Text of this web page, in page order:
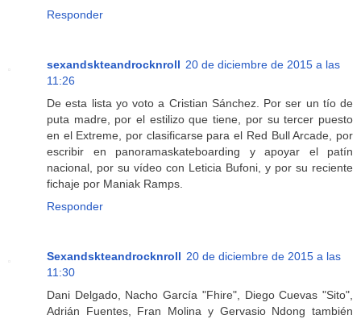
Responder
sexandskteandrocknroll 20 de diciembre de 2015 a las
11:26
De esta lista yo voto a Cristian Sánchez. Por ser un tío de
puta madre, por el estilizo que tiene, por su tercer puesto
en el Extreme, por clasificarse para el Red Bull Arcade, por
escribir en panoramaskateboarding y apoyar el patín
nacional, por su vídeo con Leticia Bufoni, y por su reciente
fichaje por Maniak Ramps.
Responder
Sexandskteandrocknroll 20 de diciembre de 2015 a las
11:30
Dani Delgado, Nacho García "Fhire", Diego Cuevas "Sito",
Adrián Fuentes, Fran Molina y Gervasio Ndong también